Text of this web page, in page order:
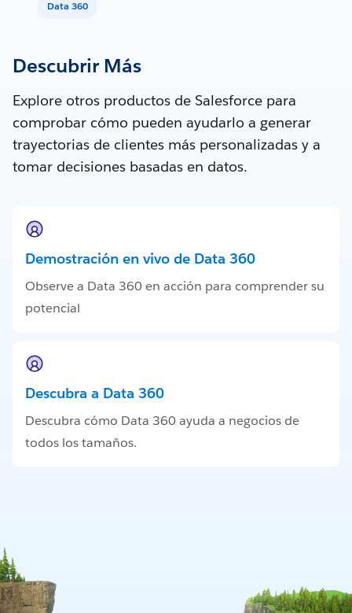
Data 360
Descubrir Más
Explore otros productos de Salesforce para
comprobar cómo pueden ayudarlo a generar
trayectorias de clientes más personalizadas y a
tomar decisiones basadas en datos.
Demostración en vivo de Data 360
Observe a Data 360 en acción para comprender su
potencial
Descubra a Data 360
Descubra cómo Data 360 ayuda a negocios de
todos los tamaños.